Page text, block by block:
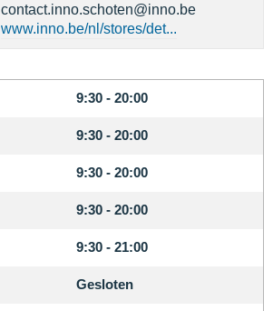
9:30 - 20:00
9:30 - 20:00
9:30 - 20:00
9:30 - 20:00
9:30 - 21:00
Gesloten
contact.inno.schoten@inno.be
www.inno.be/nl/stores/det...